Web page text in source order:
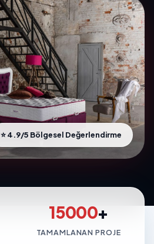
⭐ 4.9/5 Bölgesel Değerlendirme
15000+
TAMAMLANAN PROJE